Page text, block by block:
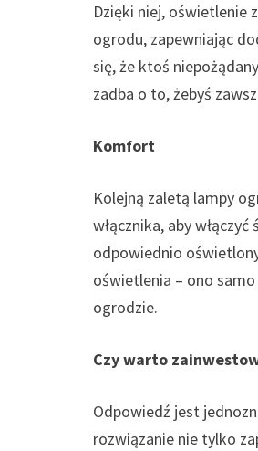
Dzięki niej, oświetlenie
ogrodu, zapewniając
się, że ktoś
zadba o to, żebyś
Komfort
Kolejną zaletą lampy
włącznika, aby
odpowiednio
oświetlenia – ono
ogrodzie.
Czy warto
Odpowiedź jest
rozwiązanie nie tylko